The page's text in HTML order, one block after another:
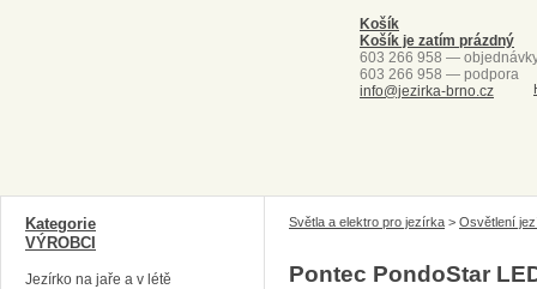
Košík
Košík je zatím prázdný
603 266 958 —
603 266 958 — podpora
info@jezirka-brno.cz
Světla a elektro pro jezírka > Osvětlení
Pontec PondoStar
Kategorie
VÝROBCI
Jezírko na jaře a v létě